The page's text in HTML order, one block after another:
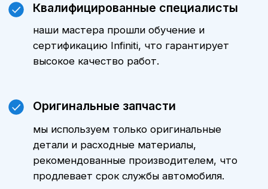
Цены
обслуживания Инфинити QX70
зависит от модели автомобиля,
пробега и объема выполняемых
работ. Уточнить стоимость ТО
именно для вашего автомобиля
можно, обратившись к нашим
менеджерам. Мы всегда готовы
предложить оптимальные варианты